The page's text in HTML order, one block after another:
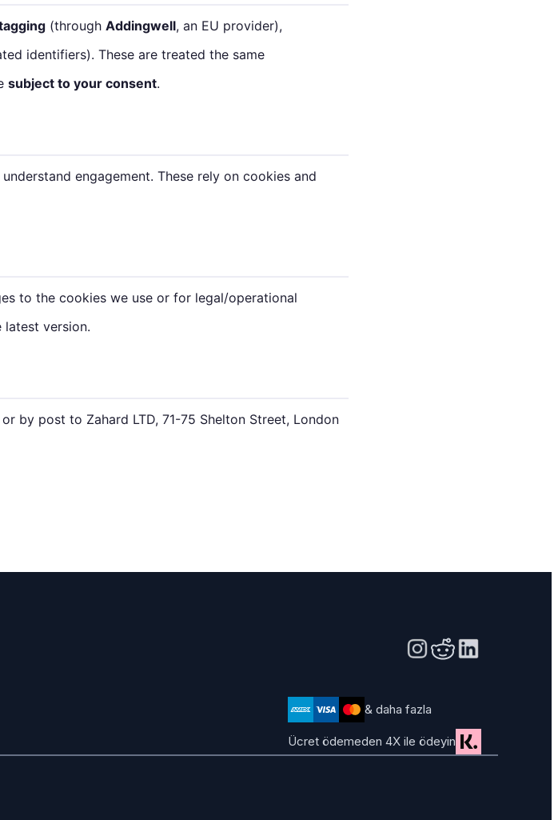
(through Addingwell, an EU provider),
identifiers). These are treated the same
subject to your consent.
engagement. These rely on cookies and
to the cookies we use or for legal/operational
latest version.
or by post to Zahard LTD, 71-75 Shelton Street, London
& daha fazla
Ücret ödemeden 4X ile ödeyin